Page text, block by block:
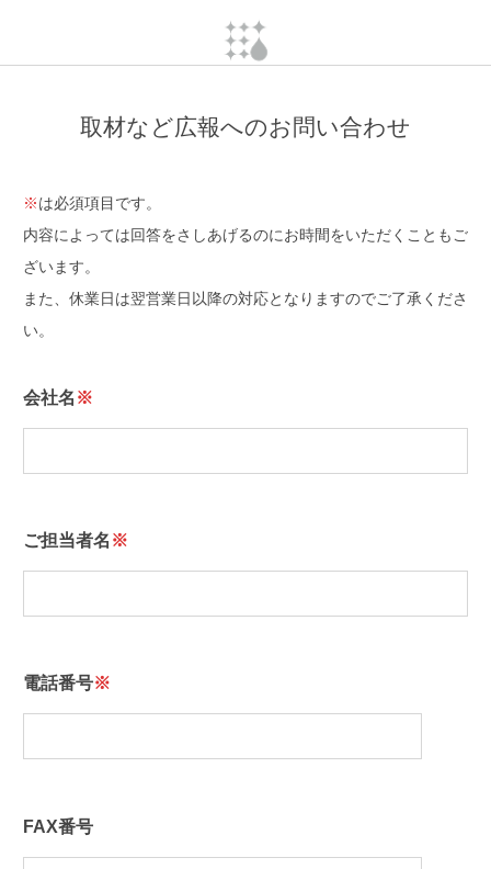
取材など広報へのお問い合わせ
※は必須項目です。
内容によっては回答をさしあげるのにお時間をいただくこともご
ざいます。
また、休業日は翌営業日以降の対応となりますのでご了承くださ
い。
会社名 ※
ご担当者名 ※
電話番号※
FAX番号